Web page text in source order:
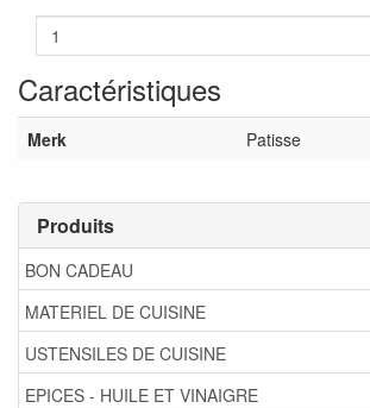
Produits
BON CADEAU
MATERIEL DE CUISINE
USTENSILES DE CUISINE
EPICES - HUILE ET VINAIGRE
Caractéristiques
Merk Patisse